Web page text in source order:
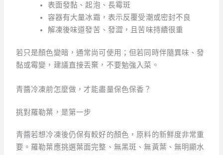
表面發黏、起泡、長霉斑
容器有大量冰霜，表示反覆受潮或密封不良
解凍後味道發苦、發澀，且苦味持續很重
若只是顏色變暗，通常尚可使用；但若同時伴隨異味、發
黏或霉變，建議直接丟棄，不要勉強入菜。
青醬冷凍前怎麼做，才能盡量保色保香？
挑對羅勒葉，是第一步
青醬若想冷凍後仍保有較好的顏色，原料的新鮮度非常重
要。羅勒葉應挑選葉面完整、無黑斑、無黃葉、無明顯水